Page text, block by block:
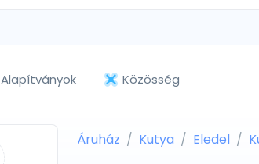
Alapítványok Közösség
Áruház Kutya Eledel